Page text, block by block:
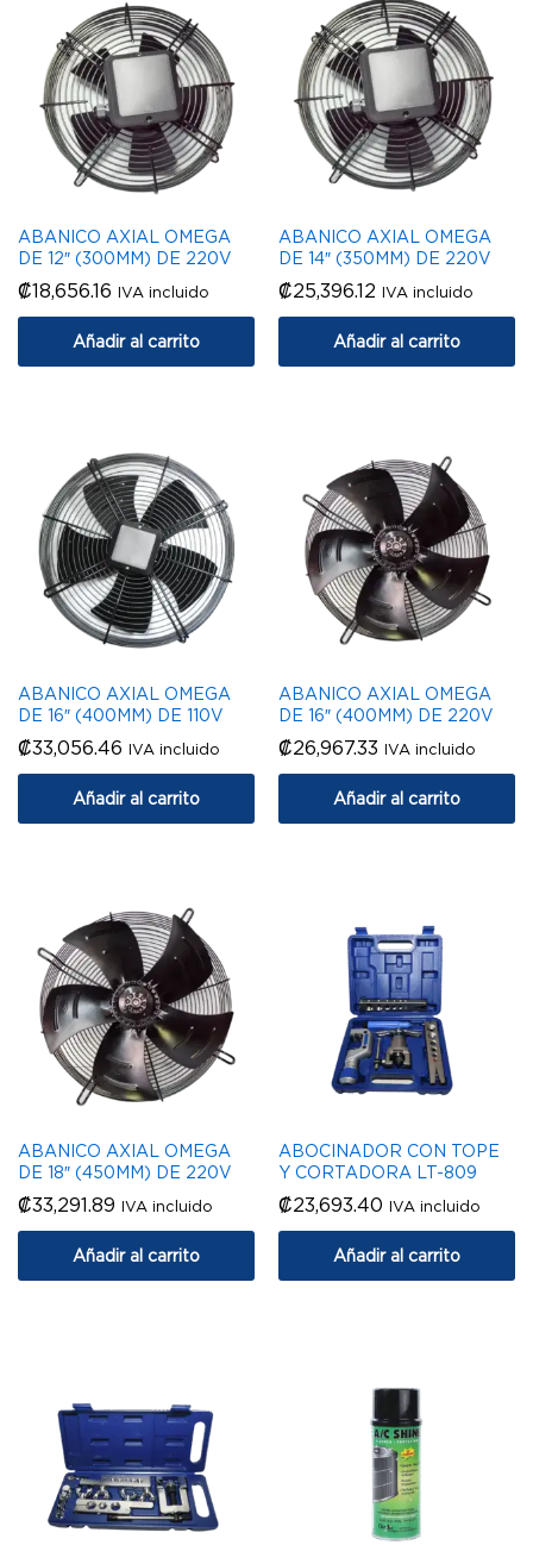
ABANICO AXIAL OMEGA
DE 12″ (300MM) DE 220V
₡18,656.16 IVA incluido
Añadir al carrito
ABANICO AXIAL OMEGA
DE 14″ (350MM) DE 220V
₡25,396.12 IVA incluido
Añadir al carrito
ABANICO AXIAL OMEGA
DE 16″ (400MM) DE 110V
₡33,056.46 IVA incluido
Añadir al carrito
ABANICO AXIAL OMEGA
DE 16″ (400MM) DE 220V
₡26,967.33 IVA incluido
Añadir al carrito
ABANICO AXIAL OMEGA
DE 18″ (450MM) DE 220V
₡33,291.89 IVA incluido
Añadir al carrito
ABOCINADOR CON TOPE
Y CORTADORA LT-809
₡23,693.40 IVA incluido
Añadir al carrito